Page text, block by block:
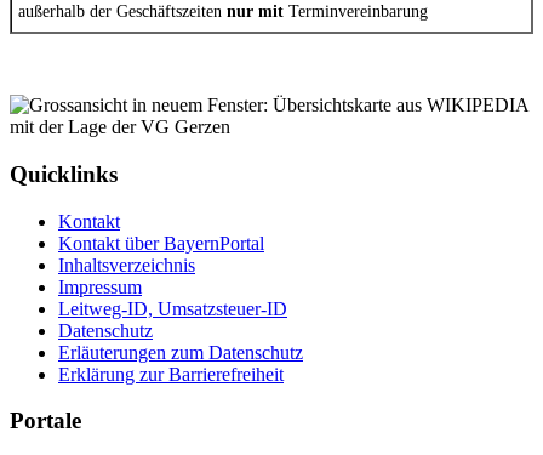
außerhalb der Geschäftszeiten nur mit Terminvereinbarung
Quicklinks
Kontakt
Kontakt über BayernPortal
Inhaltsverzeichnis
Impressum
Leitweg-ID, Umsatzsteuer-ID
Datenschutz
Erläuterungen zum Datenschutz
Erklärung zur Barrierefreiheit
Portale